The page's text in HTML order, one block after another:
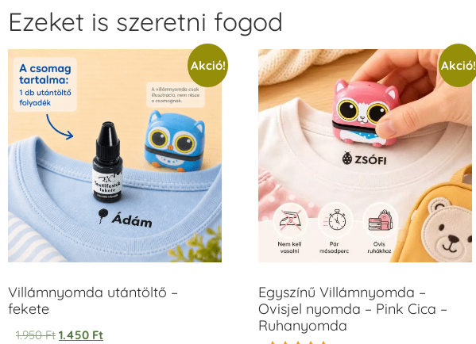
Ezeket is szeretni fogod
Akció!
Villámnyomda utántöltő –
fekete
1.950Ft 1.450 Ft
Akció!
Egyszínű Villámnyomda –
Ovisjel nyomda – Pink Cica –
Ruhanyomda